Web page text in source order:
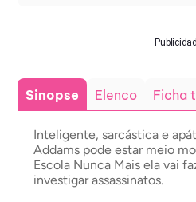
Sinopse Elenco Ficha
Inteligente, sarcástica e
Addams pode estar meio
Escola Nunca Mais ela vai
investigar assassinatos.